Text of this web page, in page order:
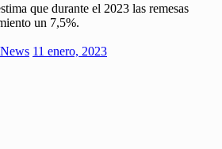
que durante el 2023 las remesas
un 7,5%.
11 enero, 2023